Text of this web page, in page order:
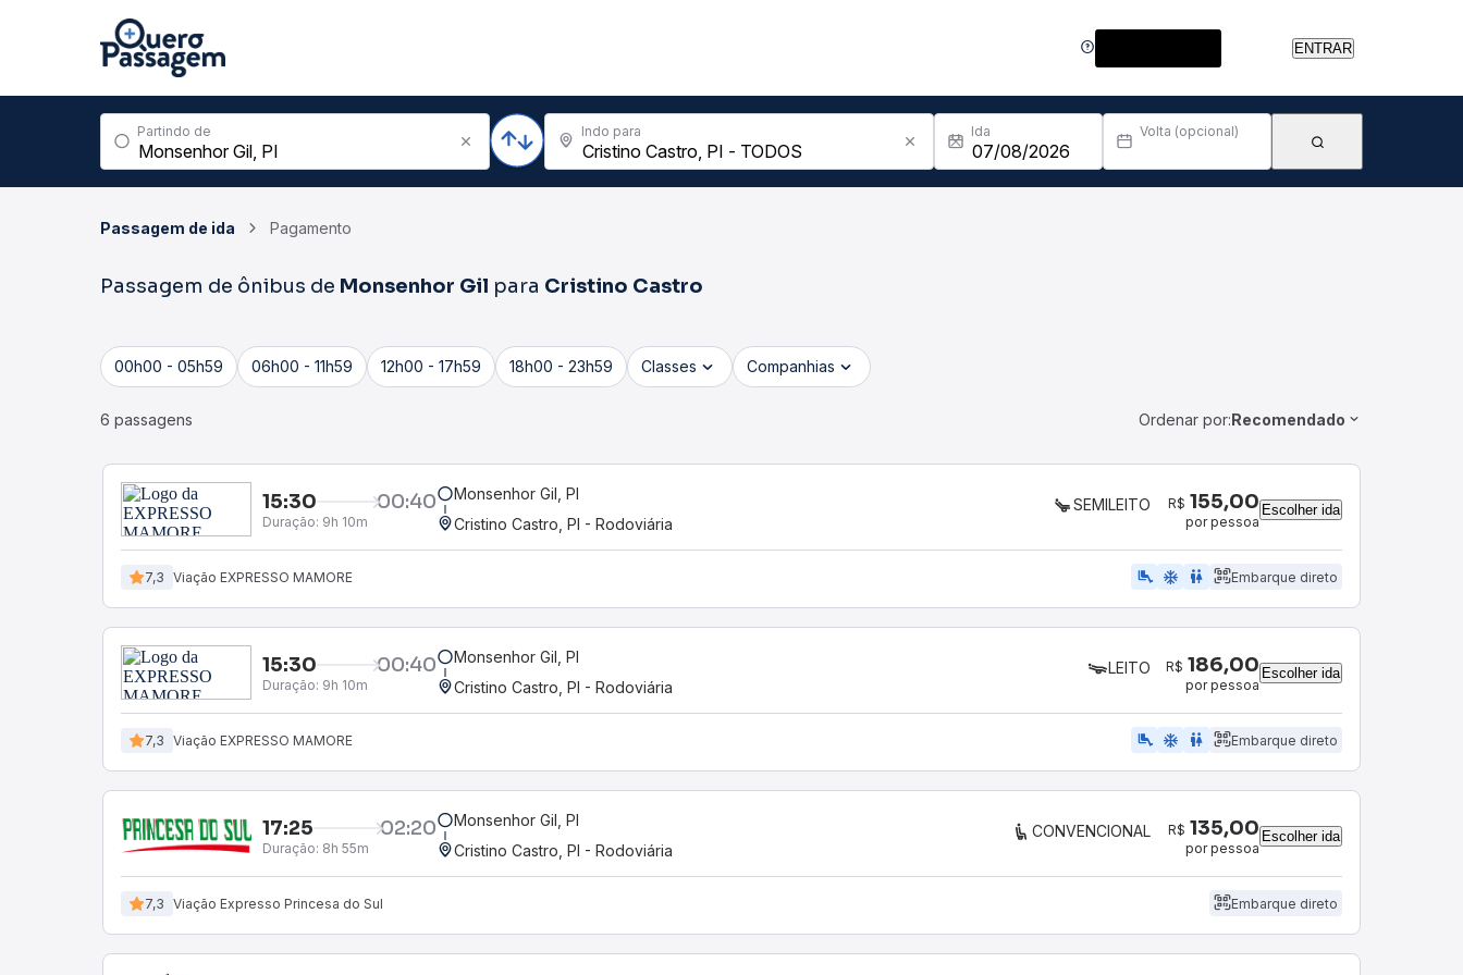
ENTRAR
Partindo de Indo para Ida Volta (opcional)
Passagem de ida Pagamento
Passagem de ônibus de Monsenhor Gil para Cristino Castro
00h00 - 05h59 06h00 - 11h59 12h00 - 17h59 18h00 - 23h59 Classes Companhias
6 passagens Ordenar por:Recomendado
15:30 00:40
Duração: 9h 10m
Monsenhor Gil, PI
Cristino Castro, PI - Rodoviária
SEMILEITO R$ 155,00
por pessoa
Escolher ida
7,3 Viação EXPRESSO MAMORE airline_seat_legroom_extra ac_unit WC Embarque direto
15:30 00:40
Duração: 9h 10m
Monsenhor Gil, PI
Cristino Castro, PI - Rodoviária
LEITO R$ 186,00
por pessoa
Escolher ida
7,3 Viação EXPRESSO MAMORE airline_seat_legroom_extra ac_unit wc Embarque direto
17:25 02:20
Duração: 8h 55m
Monsenhor Gil, PI
Cristino Castro, PI - Rodoviária
CONVENCIONAL R$ 135,00
por pessoa
Escolher ida
7,3 Viação Expresso Princesa do Sul Embarque direto